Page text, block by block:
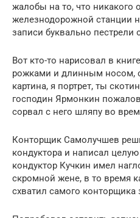
жалобы на то, что никакого
железнодорожной станции
записи буквально пестрели
Вот кто-то нарисовал в
рожками и длинным носом,
картина, я портрет, ты
господин Ярмонкин
сорвал с него шляпу во
Конторщик Самолучшев
кондуктора и написал
кондуктор Кучкин имел
скромной жене, в то время
схватил самого конторщика